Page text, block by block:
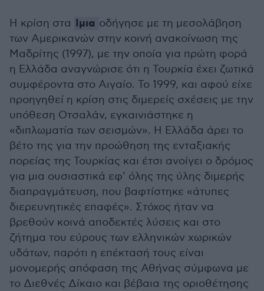
Η κρίση στα Ιμια οδήγησε με τη μεσολάβηση
των Αμερικανών στην κοινή ανακοίνωση της
Μαδρίτης (1997), με την οποία για πρώτη φορά
η Ελλάδα αναγνώρισε ότι η Τουρκία έχει ζωτικά
συμφέροντα στο Αιγαίο. Το 1999, και αφού είχε
προηγηθεί η κρίση στις διμερείς σχέσεις με την
υπόθεση Οτσαλάν, εγκαινιάστηκε η
«διπλωματία των σεισμών». Η Ελλάδα άρει το
βέτο της για την προώθηση της ενταξιακής
πορείας της Τουρκίας και έτσι ανοίγει ο δρόμος
για μια ουσιαστικά εφ’ όλης της ύλης διμερής
διαπραγμάτευση, που βαφτίστηκε «άτυπες
διερευνητικές επαφές». Στόχος ήταν να
βρεθούν κοινά αποδεκτές λύσεις και στο
ζήτημα του εύρους των ελληνικών χωρικών
υδάτων, παρότι η επέκτασή τους είναι
μονομερής απόφαση της Αθήνας σύμφωνα με
το Διεθνές Δίκαιο και βέβαια της οριοθέτησης